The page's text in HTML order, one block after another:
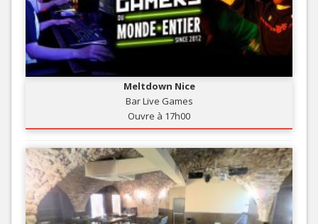
Meltdown Nice
Bar Live Games
Ouvre à 17h00